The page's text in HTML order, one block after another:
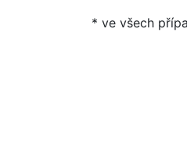
* ve všech